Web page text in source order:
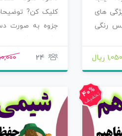
های
رنگی
ریال
کلیک کن?
جزوه به صورت
24
40%
تخفیف